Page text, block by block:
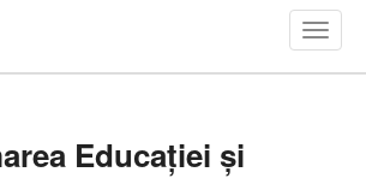
Educației și